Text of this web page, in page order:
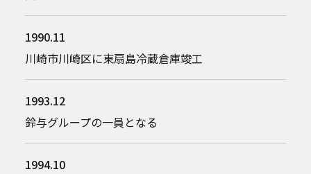
1990.11
川崎市川崎区に東扇島冷蔵倉庫竣工
1993.12
鈴与グループの一員となる
1994.10